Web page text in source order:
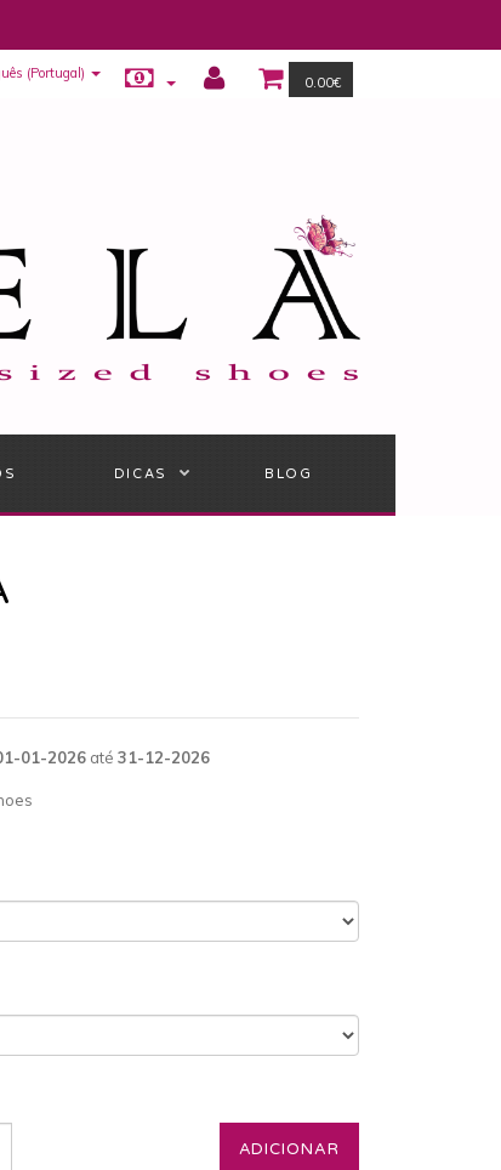
(Portugal)
0.00€
DICAS BLOG
01-2026até 31-12-2026